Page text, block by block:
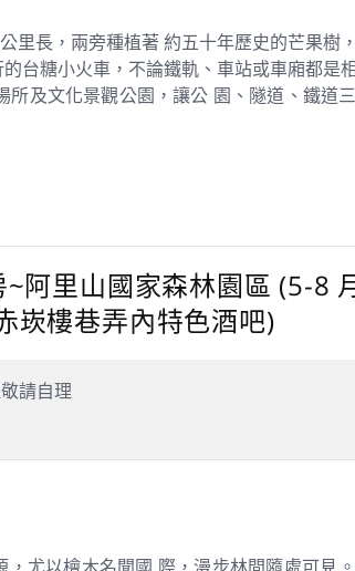
里長，兩旁種植著 約五十年歷史的芒果樹
台糖小火車，不論鐵軌、車站或車廂都是
及文化景觀公園，讓公 園、隧道、鐵道
阿里山國家森林園區 (5-8
崁樓巷弄內特色酒吧)
請自理